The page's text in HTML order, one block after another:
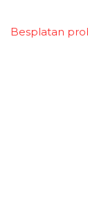
Besplatan